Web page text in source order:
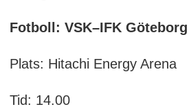
Fotboll: VSK–IFK Göteborg
Plats: Hitachi Energy Arena
Tid: 14.00